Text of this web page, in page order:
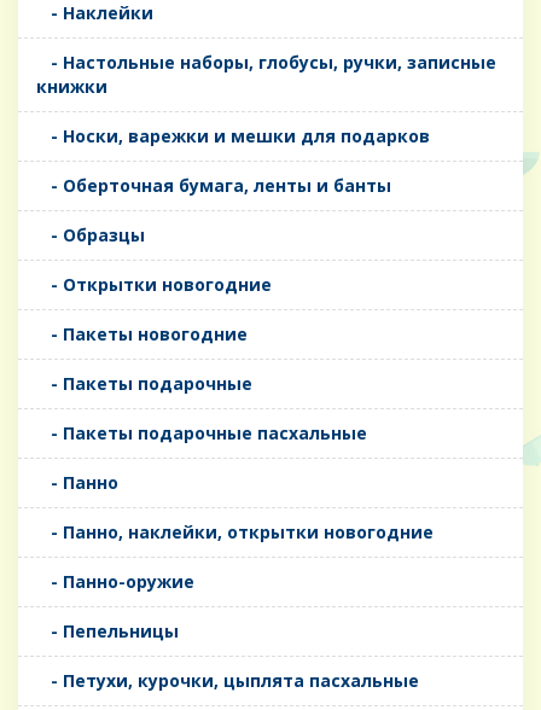
- Наклейки
- Настольные наборы, глобусы, ручки, записные
книжки
- Носки, варежки и мешки для подарков
- Оберточная бумага, ленты и банты
- Образцы
- Открытки новогодние
- Пакеты новогодние
- Пакеты подарочные
- Пакеты подарочные пасхальные
- Панно
- Панно, наклейки, открытки новогодние
- Панно-оружие
- Пепельницы
- Петухи, курочки, цыплята пасхальные